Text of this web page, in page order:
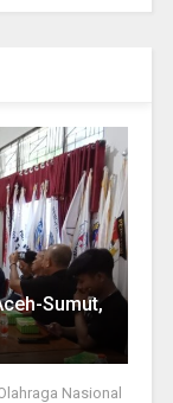
Sumut,
Nasional